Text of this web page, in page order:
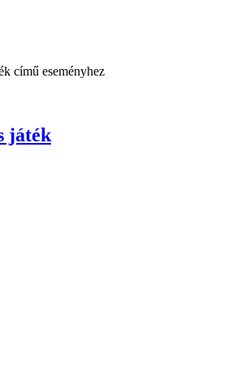
játék